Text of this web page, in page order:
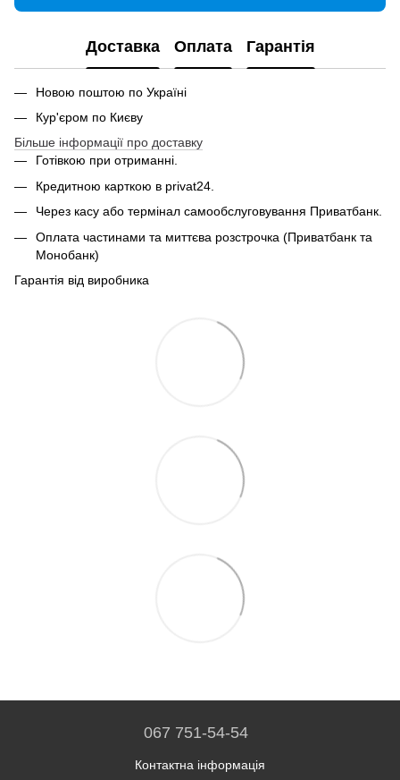
Доставка Оплата Гарантія
Новою поштою по Україні
Кур'єром по Києву
Більше інформації про доставку
Готівкою при отриманні.
Кредитною карткою в privat24.
Через касу або термінал самообслуговування Приватбанк.
Оплата частинами та миттєва розстрочка (Приватбанк та
Монобанк)
Гарантія від виробника
067 751-54-54
Контактна інформація